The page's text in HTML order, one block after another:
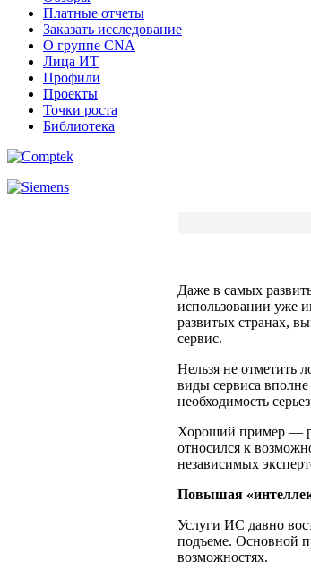
Платные отчеты
Заказать исследование
О группе CNA
Лица ИТ
Профили
Проекты
Точки роста
Библиотека
Даже в самых
использовании уже
развитых странах,
сервис.
Нельзя не отметить
виды сервиса
необходимость
Хороший пример —
относился к
независимых
Повышая
Услуги ИС давно
подъеме. Основной
возможностях.